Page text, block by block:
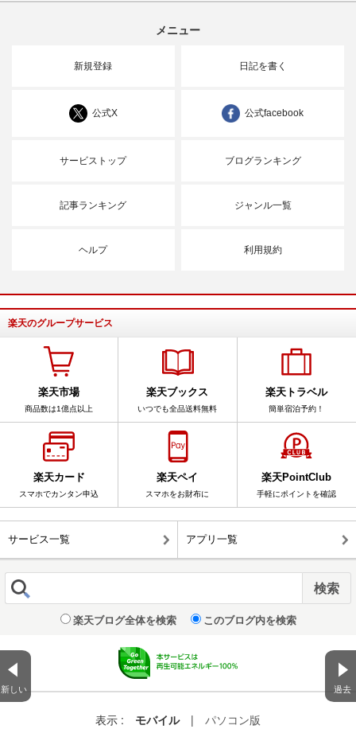
新しい 過去
メニュー
新規登録 日記を書く
公式X 公式facebook
サービストップ ブログランキング
記事ランキング ジャンル一覧
ヘルプ 利用規約
楽天のグループサービス
楽天市場
商品数は1億点以上
楽天ブックス
いつでも全品送料無料
楽天トラベル
簡単宿泊予約！
楽天カード
スマホでカンタン申込
楽天ペイ
スマホをお財布に
楽天PointClub
手軽にポイントを確認
サービス一覧 アプリ一覧
楽天ブログ全体を検索 このブログ内を検索
表示 : モバイル | パソコン版